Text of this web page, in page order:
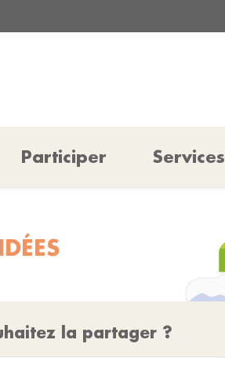
Participer Services
la partager ?